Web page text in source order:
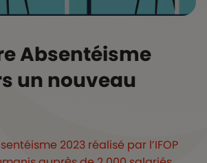
Absentéisme
un nouveau
2023 réalisé par l’IFOP